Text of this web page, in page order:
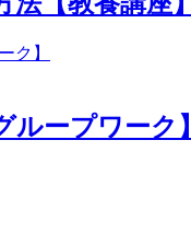
ープワーク】